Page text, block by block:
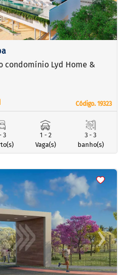
Código. 19323
Código. 19323
condomínio Lyd Home &
3
1 - 2
Vaga(s)
3 - 3
banho(s)
›Next